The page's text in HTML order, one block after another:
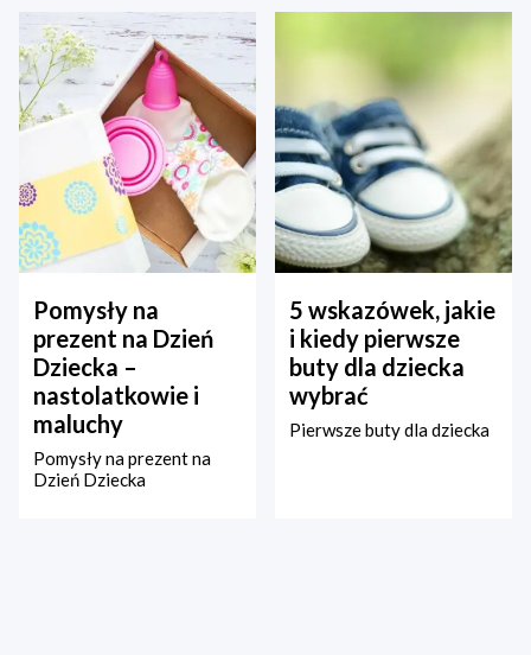
Pomysły na
prezent na Dzień
Dziecka –
nastolatkowie i
maluchy
Pomysły na prezent na
Dzień Dziecka
5 wskazówek, jakie
i kiedy pierwsze
buty dla dziecka
wybrać
Pierwsze buty dla dziecka